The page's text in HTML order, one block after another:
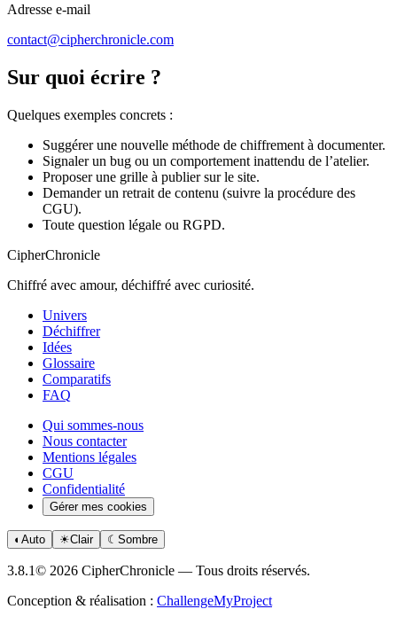
Adresse e-mail
contact@cipherchronicle.com
Sur quoi écrire ?
Quelques exemples concrets :
Suggérer une nouvelle méthode de chiffrement à documenter.
Signaler un bug ou un comportement inattendu de l’atelier.
Proposer une grille à publier sur le site.
Demander un retrait de contenu (suivre la procédure des
CGU).
Toute question légale ou RGPD.
CipherChronicle
Chiffré avec amour, déchiffré avec curiosité.
Univers
Déchiffrer
Idées
Glossaire
Comparatifs
FAQ
Qui sommes-nous
Nous contacter
Mentions légales
CGU
Confidentialité
Gérer mes cookies
◐ Auto ☀Clair ☾ Sombre
3.8.1© 2026 CipherChronicle — Tous droits réservés.
Conception & réalisation : ChallengeMyProject